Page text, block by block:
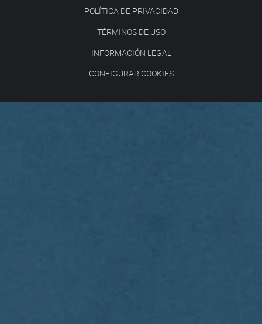
POLÍTICA DE PRIVACIDAD
TÉRMINOS DE USO
INFORMACIÓN LEGAL
CONFIGURAR COOKIES